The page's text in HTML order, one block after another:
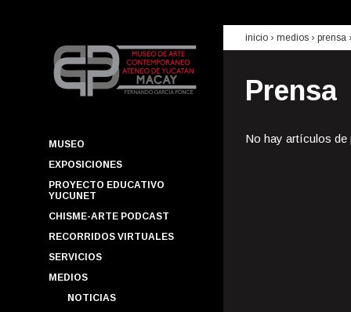
MUSEO
EXPOSICIONES
PROYECTO EDUCATIVO
YUCUNET
CHISME-ARTE PODCAST
RECORRIDOS VIRTUALES
SERVICIOS
MEDIOS
NOTICIAS
inicio › medios › prensa
Prensa
No hay artículos de